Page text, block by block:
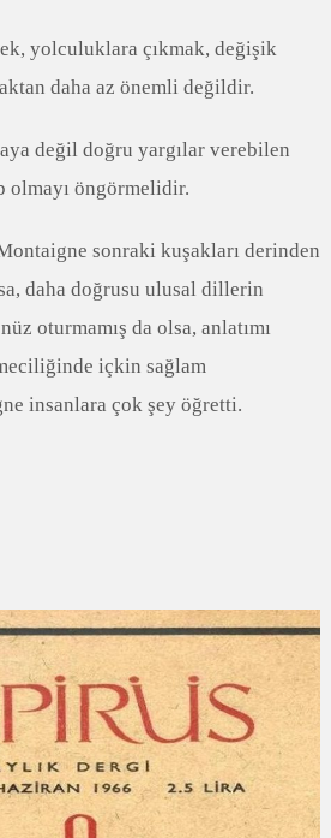
yolculuklara çıkmak, değişik
daha az önemli değildir.
değil doğru yargılar verebilen
olmayı öngörmelidir.
sonraki kuşakları derinden
daha doğrusu ulusal dillerin
oturmamış da olsa, anlatımı
içkin sağlam
insanlara çok şey öğretti.